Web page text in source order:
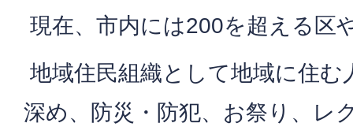
現在、市内には200を超える区
地域住民組織として地域に住
深め、防災・防犯、お祭り、レ